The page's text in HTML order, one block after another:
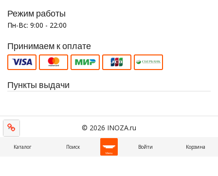
Режим работы
Пн-Вс: 9:00 - 22:00
Принимаем к оплате
Пункты выдачи
© 2026 INOZA.ru